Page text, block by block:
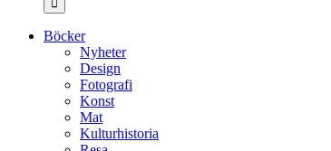
Böcker
Nyheter
Design
Fotografi
Konst
Mat
Kulturhistoria